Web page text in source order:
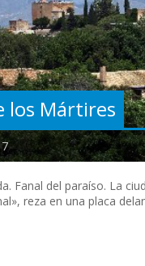
los Mártires
Fanal del paraíso. La
reza en una placa